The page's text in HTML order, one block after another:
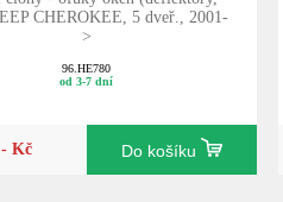
CHEROKEE, 5 dveř., 2001-
>
96.HE780
od 3-7 dní
Kč Do košíku